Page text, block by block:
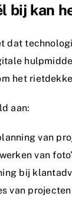
bij kan
dat
het
aan:
van
van
bij
van projecten